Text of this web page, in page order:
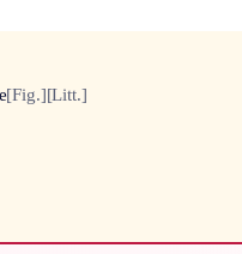
[Fig.][Litt.]